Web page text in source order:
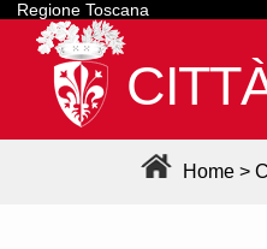
Regione Toscana
Home >